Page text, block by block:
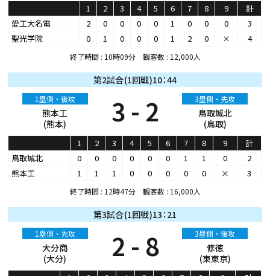
1 2 3 4 5 6 7 8 9
計
愛工大名電
2 0 0 0 0 1 0 0 0
3
聖光学院
0 1 0 0 0 1 2 0 × 4
終了時間 : 10時09分 観客数 : 12,000人
第2試合(1回戦)10：44
1塁側・後攻
熊本工
(熊本)
3 - 2 3塁側・先攻
鳥取城北
(鳥取)
1 2 3 4 5 6 7 8 9
計
鳥取城北
0 0 0 0 0 0 1 1 0
2
熊本工
1 1 1 0 0 0 0 0 × 3
終了時間 : 12時47分 観客数 : 16,000人
第3試合(1回戦)13：21
1塁側・先攻
大分商
(大分)
2 - 8 3塁側・後攻
修徳
(東東京)